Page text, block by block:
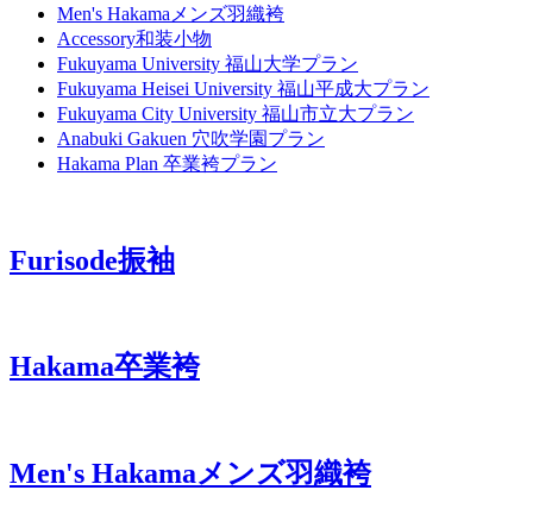
Men's Hakama メンズ羽織袴
Accessory和装小物
Fukuyama University 福山大学プラン
Fukuyama Heisei University 福山平成大プラン
Fukuyama City University 福山市立大プラン
Anabuki Gakuen 穴吹学園プラン
Hakama Plan 卒業袴プラン
Furisode振袖
Hakama卒業袴
Men's Hakamaメンズ羽織袴